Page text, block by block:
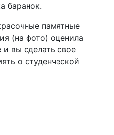
баранок.
памятные
(на фото) оценила
вы сделать свое
о студенческой